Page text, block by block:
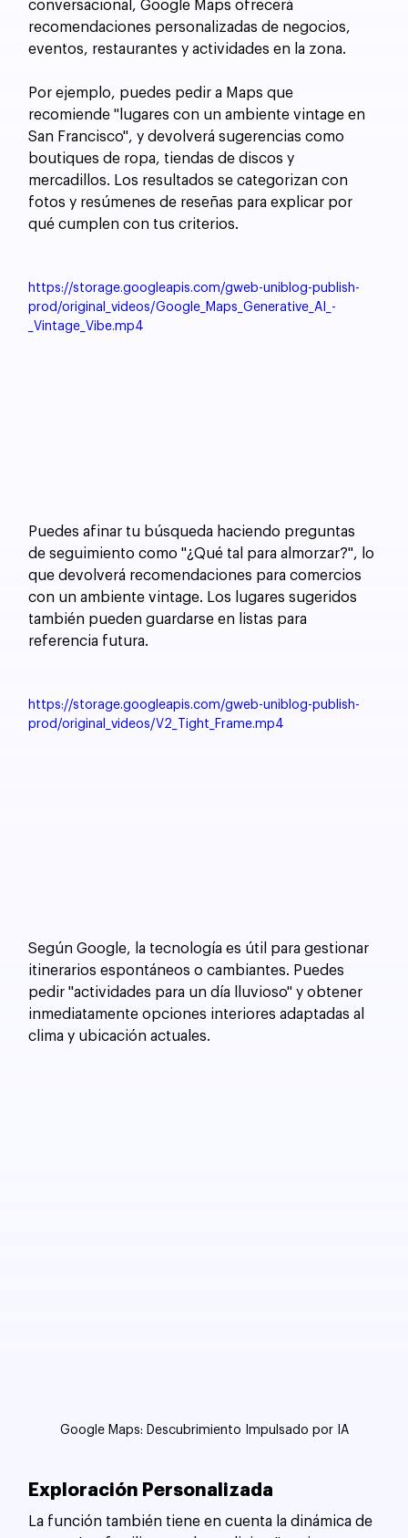
conversacional, Google Maps ofrecerá
recomendaciones personalizadas de negocios,
eventos, restaurantes y actividades en la zona.
Por ejemplo, puedes pedir a Maps que
recomiende "lugares con un ambiente vintage en
San Francisco", y devolverá sugerencias como
boutiques de ropa, tiendas de discos y
mercadillos. Los resultados se categorizan con
fotos y resúmenes de reseñas para explicar por
qué cumplen con tus criterios.
https://storage.googleapis.com/gweb-uniblog-publish-
prod/original_videos/Google_Maps_Generative_AI_-
_Vintage_Vibe.mp4
Puedes afinar tu búsqueda haciendo preguntas
de seguimiento como "¿Qué tal para almorzar?", lo
que devolverá recomendaciones para comercios
con un ambiente vintage. Los lugares sugeridos
también pueden guardarse en listas para
referencia futura.
https://storage.googleapis.com/gweb-uniblog-publish-
prod/original_videos/V2_Tight_Frame.mp4
Según Google, la tecnología es útil para gestionar
itinerarios espontáneos o cambiantes. Puedes
pedir "actividades para un día lluvioso" y obtener
inmediatamente opciones interiores adaptadas al
clima y ubicación actuales.
Google Maps: Descubrimiento Impulsado por IA
Exploración Personalizada
La función también tiene en cuenta la dinámica de